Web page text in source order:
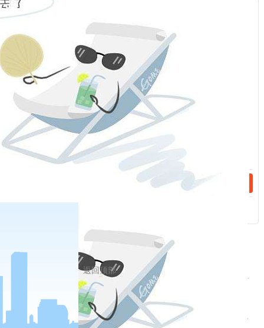
工欲善其事，必先利其器。
人的“精神武器”，更是“伟大的认识工具”。这个伟大的
认识工具，便是辩证唯物主义和历史唯物主义。毛泽东
同志曾形象地将马克思主义的方法比喻为“望远镜”和“显
微镜”。
正是有了这个“望远镜”和“显微镜”，我们才能更好地“认
识世界”，看到事物的本质、理解人与外部世界的关系，
洞察人类社会发展一般规律、把握历史发展大势，进而
干部“努力把马克思主义哲学作为自己的看家本领”
相关新闻
2023-04-28 中央纪委国家监委公开通报十起违反中央八项规定精神典型问题
返回顶部